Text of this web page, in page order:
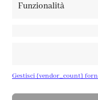
Funzionalità
Gestisci {vendor_count}